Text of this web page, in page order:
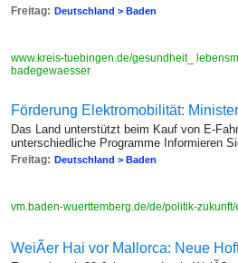
Freitag: Deutschland > Baden
www.kreis-tuebingen.de/gesundheit_
badegewaesser
Förderung Elektromobilität:
Das Land unterstützt beim Kauf von E-
unterschiedliche Programme Informieren
Freitag: Deutschland > Baden
vm.baden-wuerttemberg.de/de/politik-
WeiÃer Hai vor Mallorca: Neue